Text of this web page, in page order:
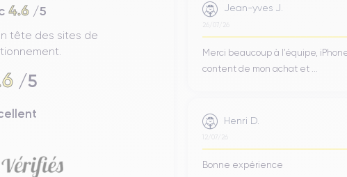
4.6 /5
tête des sites de
/5
Jean-yves J.
26/07/26
Merci beaucoup à l’équipe,
content de mon achat et ...
Henri D.
12/07/26
Bonne expérience